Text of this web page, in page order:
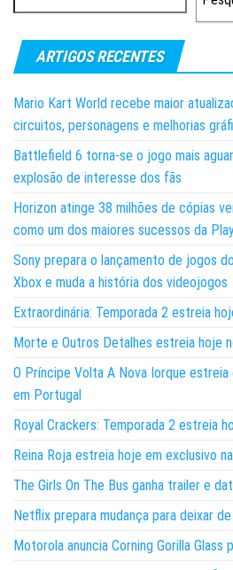
ARTIGOS RECENTES
Mario Kart World recebe maior
circuitos, personagens e melhorias
Battlefield 6 torna-se o jogo mais
explosão de interesse dos fãs
Horizon atinge 38 milhões de cópias
como um dos maiores sucessos da
Sony prepara o lançamento de jogos
Xbox e muda a história dos videojogos
Extraordinária: Temporada 2 estreia
Morte e Outros Detalhes estreia hoje
O Príncipe Volta A Nova Iorque
em Portugal
Royal Crackers: Temporada 2 estreia
Reina Roja estreia hoje em exclusivo
The Girls On The Bus ganha trailer e
Netflix prepara mudança para deixar
Motorola anuncia Corning Gorilla